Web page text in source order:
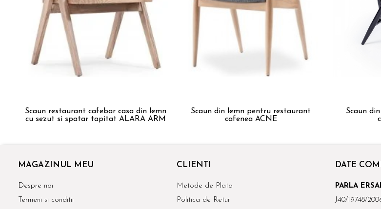
Scaun restaurant cafebar casa din lemn
cu sezut si spatar tapitat ALARA ARM
Scaun din lemn pentru restaurant
cafenea ACNE
Scaun
MAGAZINUL MEU
Despre noi
Termeni si conditii
CLIENTI
Metode de Plata
Politica de Retur
DATE
PARLA
J40/19748/